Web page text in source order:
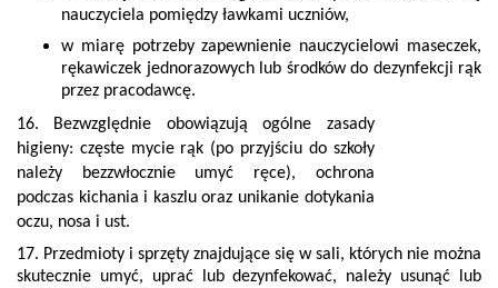
nauczyciela pomiędzy ławkami uczniów,
w miarę potrzeby zapewnienie nauczycielowi maseczek,
rękawiczek jednorazowych lub środków do dezynfekcji rąk
przez pracodawcę.
16. Bezwzględnie obowiązują ogólne zasady
higieny: częste mycie rąk (po przyjściu do szkoły
należy bezzwłocznie umyć ręce), ochrona
podczas kichania i kaszlu oraz unikanie dotykania
oczu, nosa i ust.
17. Przedmioty i sprzęty znajdujące się w sali, których nie można
skutecznie umyć, uprać lub dezynfekować, należy usunąć lub